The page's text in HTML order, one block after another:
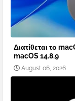
Διατίθεται το
macOS 14.8.9
August 06, 2026